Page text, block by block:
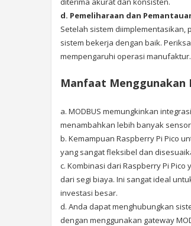
d. Pemeliharaan dan
Setelah sistem
sistem bekerja dengan baik.
mempengaruhi operasi manufaktur.
Manfaat Menggunakan
a. MODBUS memungkinkan
menambahkan lebih banyak
b. Kemampuan Raspberry Pi Pico
yang sangat fleksibel dan
c. Kombinasi dari Raspberry Pi
dari segi biaya. Ini sangat ideal
investasi besar.
d. Anda dapat menghubungkan
dengan menggunakan gateway